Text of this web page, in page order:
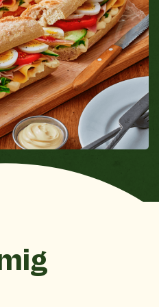
mayonaise